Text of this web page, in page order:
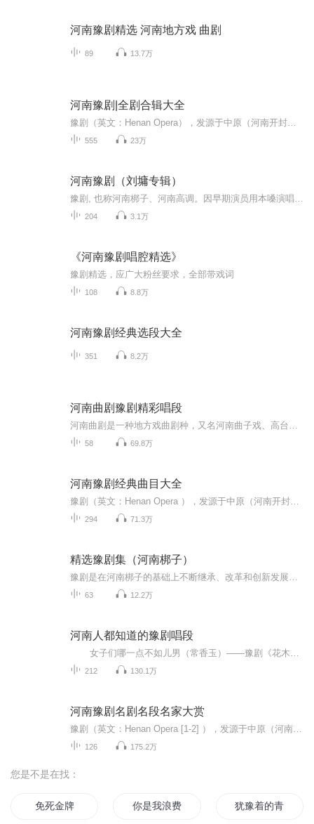
河南豫剧精选 河南地方戏 曲剧
89 13.7万
河南豫剧|全剧合辑大全
555 23万
河南豫剧（刘墉专辑）
204 3.1万
《河南豫剧唱腔精选》
豫剧精选，应广大粉丝要求，全部带戏词
108 8.8万
河南豫剧经典选段大全
351 8.2万
河南曲剧豫剧精彩唱段
58 69.8万
河南豫剧经典曲目大全
294 71.3万
精选豫剧集（河南梆子）
63 12.2万
河南人都知道的豫剧唱段
212 130.1万
河南豫剧名剧名段名家大赏
126 175.2万
您是不是在找：
免死金牌 你是我浪费的青春 犹豫着的青春